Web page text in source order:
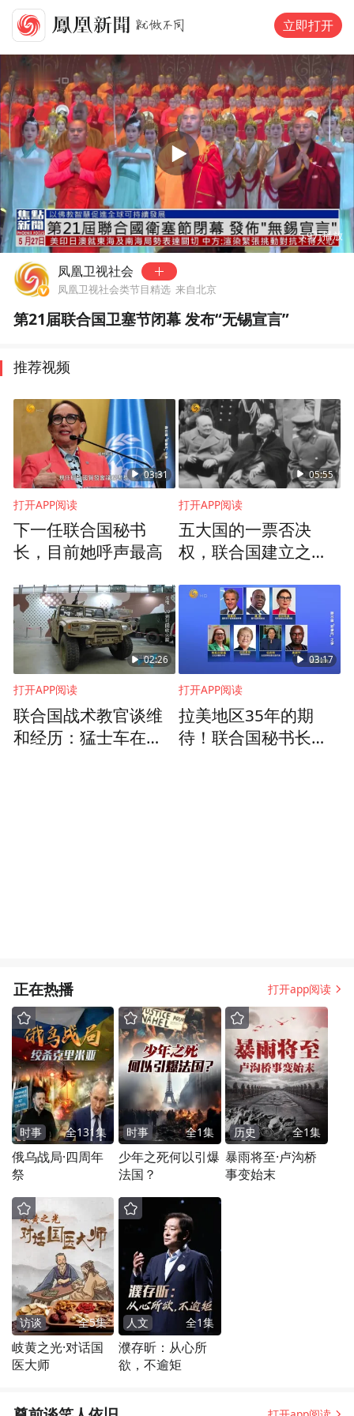
立即打开
00:00 01:20
5.9万播放
凤凰卫视社会
凤凰卫视社会类节目精选 来自北京
第21届联合国卫塞节闭幕 发布“无锡宣言”
推荐视频
03:31
打开APP阅读
下一任联合国秘书
长，目前她呼声最高
05:55
打开APP阅读
五大国的一票否决
权，联合国建立之初
现？
02:26
打开APP阅读
联合国战术教官谈维
和经历：猛士车在我
03:17
打开APP阅读
拉美地区35年的期
待！联合国秘书长遴
正在热播 打开app阅读
时事 全131集
俄乌战局·四周年
祭
时事 全1集
少年之死何以引爆
法国？
历史 全1集
暴雨将至·卢沟桥
事变始末
访谈 全5集
岐黄之光·对话国
医大师
人文 全1集
濮存昕：从心所
欲，不逾矩